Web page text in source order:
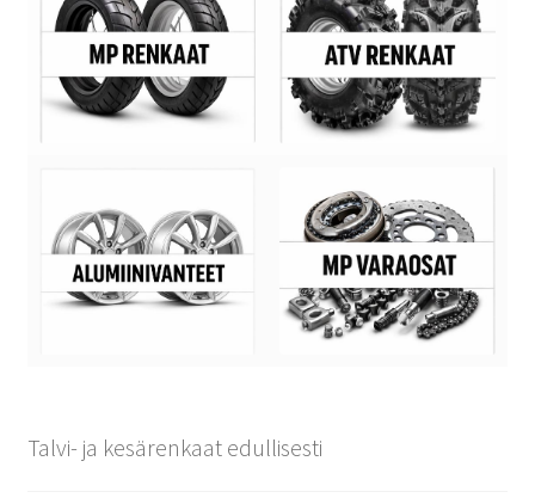
Talvi- ja kesärenkaat edullisesti